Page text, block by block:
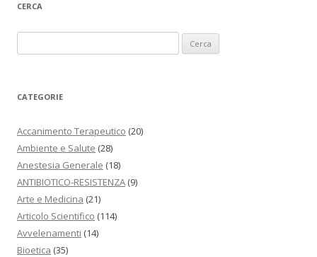
CERCA
CATEGORIE
Accanimento Terapeutico (20)
Ambiente e Salute (28)
Anestesia Generale (18)
ANTIBIOTICO-RESISTENZA (9)
Arte e Medicina (21)
Articolo Scientifico (114)
Avvelenamenti (14)
Bioetica (35)